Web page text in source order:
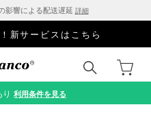
影響による配送遅延 詳細
新サービスはこちら
利用条件を見る